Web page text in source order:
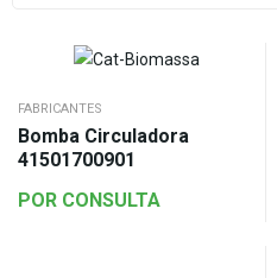
FABRICANTES
Bomba Circuladora
41501700901
POR CONSULTA